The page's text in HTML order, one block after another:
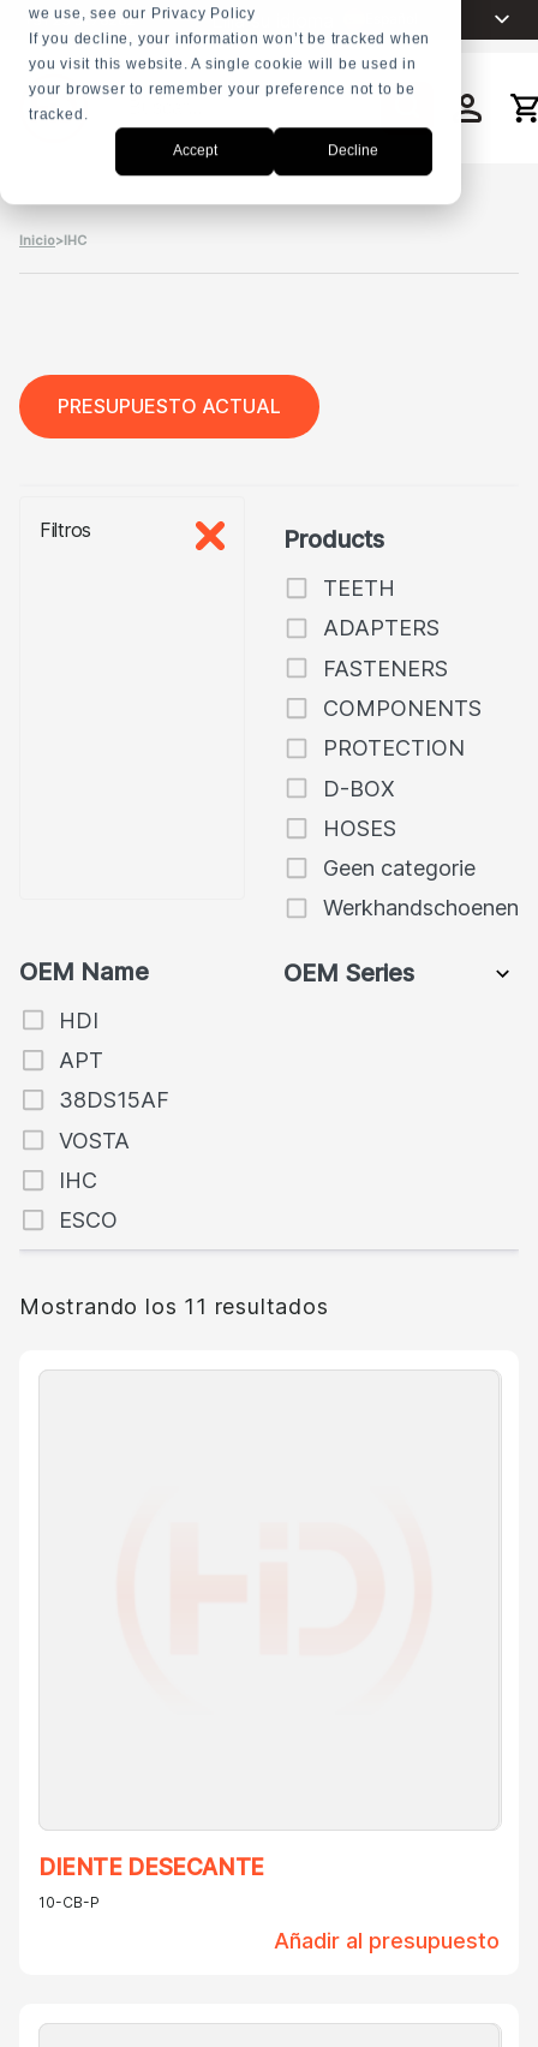
we use, see our Privacy Policy
If you decline, your information won’t be tracked when
you visit this website. A single cookie will be used in
your browser to remember your preference not to be
tracked.
Accept Decline
+31 23 5278282 Elija su idioma
English
Français
Inicio>IHC
Filtros Products
TEETH
ADAPTERS
FASTENERS
COMPONENTS
PROTECTION
D-BOX
HOSES
Geen categorie
Werkhandschoenen
OEM Name
HDI
APT
38DS15AF
VOSTA
IHC
ESCO
OEM Series
PRESUPUESTO ACTUAL
Mostrando los 11 resultados
DIENTE DESECANTE
10-CB-P
Añadir al presupuesto